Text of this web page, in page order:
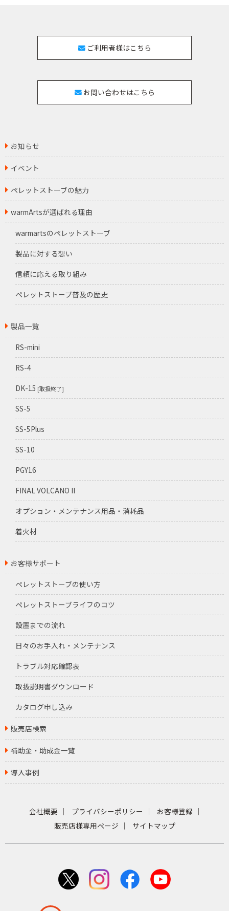
ご利用者様はこちら
お問い合わせはこちら
お知らせ
イベント
ペレットストーブの魅力
warmArtsが選ばれる理由
warmartsのペレットストーブ
製品に対する想い
信頼に応える取り組み
ペレットストーブ普及の歴史
製品一覧
RS-mini
RS-4
DK-15 [取扱終了]
SS-5
SS-5Plus
SS-10
PGY16
FINAL VOLCANO II
オプション・メンテナンス用品・消耗品
着火材
お客様サポート
ペレットストーブの使い方
ペレットストーブライフのコツ
設置までの流れ
日々のお手入れ・メンテナンス
トラブル対応確認表
取扱説明書ダウンロード
カタログ申し込み
販売店検索
補助金・助成金一覧
導入事例
会社概要 プライバシーポリシー
お客様登録
販売店様専用ページ
サイトマップ